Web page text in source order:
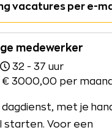
vacatures per e-
medewerker
32 - 37 uur
3000,00 per
met je
starten. Voor een